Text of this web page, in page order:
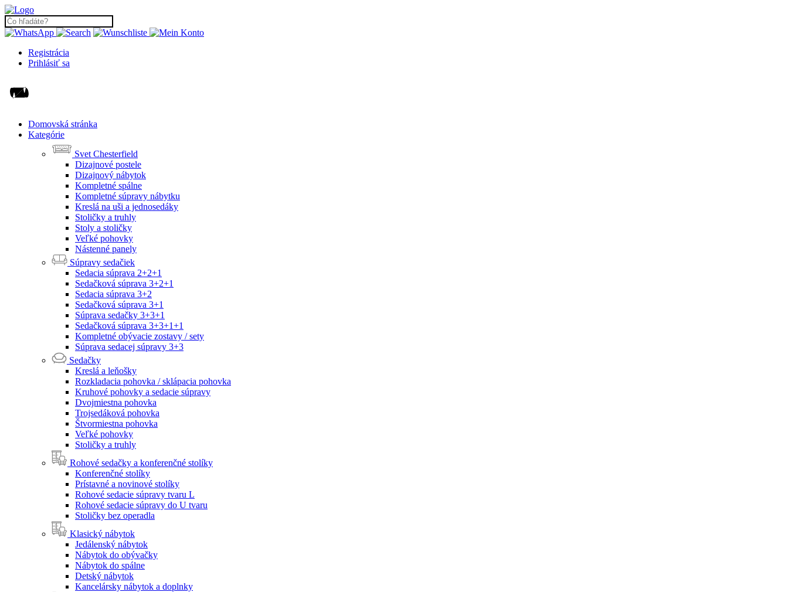
Registrácia
Prihlásiť sa
Domovská stránka
Kategórie
Svet Chesterfield
Dizajnové postele
Dizajnový nábytok
Kompletné spálne
Kompletné súpravy nábytku
Kreslá na uši a jednosedáky
Stoličky a truhly
Stoly a stoličky
Veľké pohovky
Nástenné panely
Súpravy sedačiek
Sedacia súprava 2+2+1
Sedačková súprava 3+2+1
Sedacia súprava 3+2
Sedačková súprava 3+1
Súprava sedačky 3+3+1
Sedačková súprava 3+3+1+1
Kompletné obývacie zostavy / sety
Súprava sedacej súpravy 3+3
Sedačky
Kreslá a leňošky
Rozkladacia pohovka / sklápacia pohovka
Kruhové pohovky a sedacie súpravy
Dvojmiestna pohovka
Trojsedáková pohovka
Štvormiestna pohovka
Veľké pohovky
Stoličky a truhly
Rohové sedačky a konferenčné stolíky
Konferenčné stolíky
Prístavné a novinové stolíky
Rohové sedacie súpravy tvaru L
Rohové sedacie súpravy do U tvaru
Stoličky bez operadla
Klasický nábytok
Jedálenský nábytok
Nábytok do obývačky
Nábytok do spálne
Detský nábytok
Kancelársky nábytok a doplnky